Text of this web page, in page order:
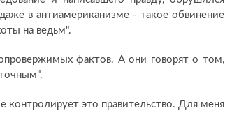
в антиамериканизме - такое обвинение
на ведьм".
фактов. А они говорят о том,
это правительство. Для меня